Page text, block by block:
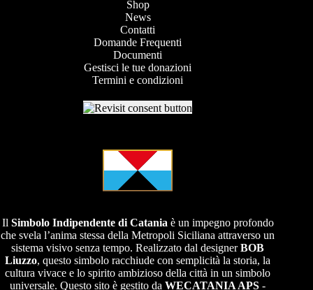
Shop
News
Contatti
Domande Frequenti
Documenti
Gestisci le tue donazioni
Termini e condizioni
Il Simbolo Indipendente di Catania è un impegno profondo
che svela l’anima stessa della Metropoli Siciliana attraverso un
sistema visivo senza tempo. Realizzato dal designerBOB
Liuzzo, questo simbolo racchiude con semplicità la storia, la
cultura vivace e lo spirito ambizioso della città in un simbolo
universale. Questo sito è gestito daWECATANIA APS -